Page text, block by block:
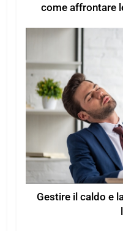
come affrontare
Gestire il caldo e